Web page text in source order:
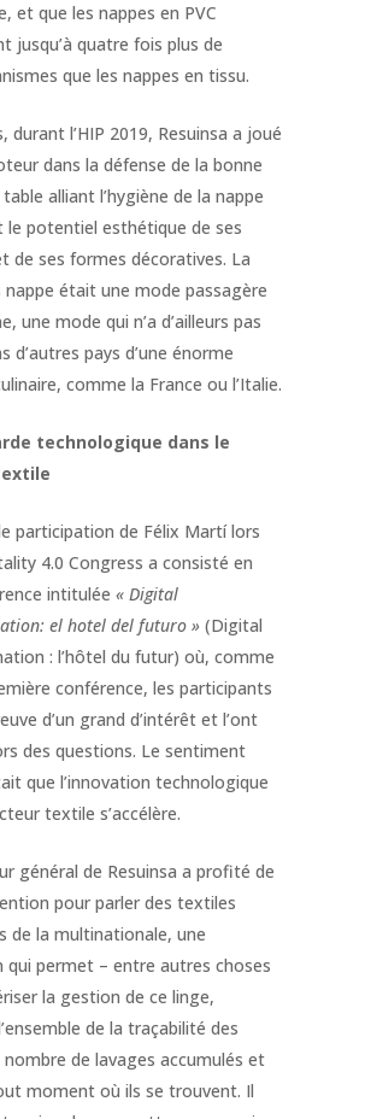
et que les nappes en PVC
jusqu’à quatre fois plus de
que les nappes en tissu.
durant l’HIP 2019, Resuinsa a joué
dans la défense de la bonne
alliant l’hygiène de la nappe
le potentiel esthétique de ses
de ses formes décoratives. La
nappe était une mode passagère
une mode qui n’a d’ailleurs pas
d’autres pays d’une énorme
comme la France ou l’Italie.
technologique dans le
participation de Félix Martí lors
4.0 Congress a consisté en
intitulée « Digital
el hotel del futuro » (Digital
: l’hôtel du futur) où, comme
conférence, les participants
d’un grand d’intérêt et l’ont
des questions. Le sentiment
que l’innovation technologique
textile s’accélère.
général de Resuinsa a profité de
pour parler des textiles
de la multinationale, une
qui permet – entre autres choses
la gestion de ce linge,
de la traçabilité des
de lavages accumulés et
moment où ils se trouvent. Il